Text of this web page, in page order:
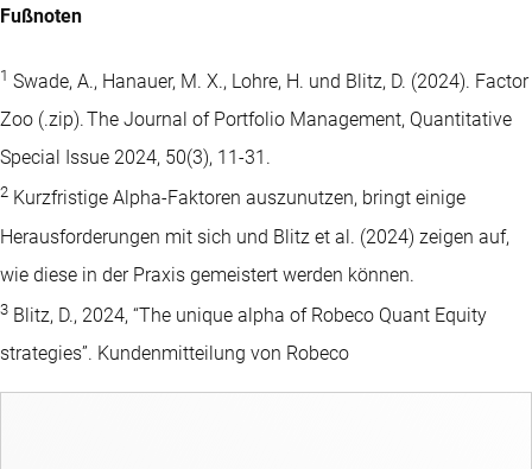
Fußnoten
1 Swade, A., Hanauer, M. X., Lohre, H. und Blitz, D. (2024). Factor
Zoo (.zip). The Journal of Portfolio Management, Quantitative
Special Issue 2024, 50(3), 11-31.
2 Kurzfristige Alpha-Faktoren auszunutzen, bringt einige
Herausforderungen mit sich und Blitz et al. (2024) zeigen auf,
wie diese in der Praxis gemeistert werden können.
3 Blitz, D., 2024, “The unique alpha of Robeco Quant Equity
strategies”. Kundenmitteilung von Robeco